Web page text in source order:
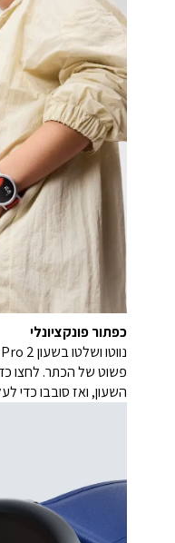
כפתור פונקציונלי
פשוט של הכתר. לחצו
השעון, ואז סובבו כדי